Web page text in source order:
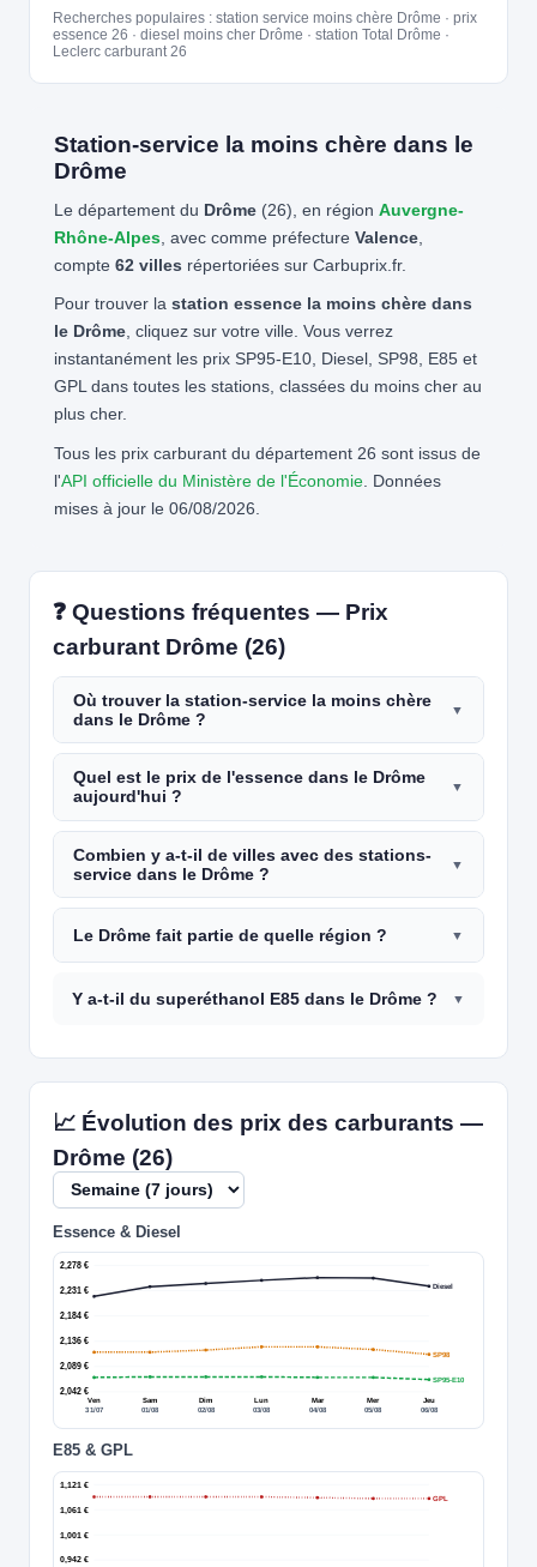
Recherches populaires : station service moins chère Drôme · prix
essence 26 · diesel moins cher Drôme · station Total Drôme ·
Leclerc carburant 26
Station-service la moins chère dans le
Drôme
Le département du Drôme(26), en région Auvergne-
Rhône-Alpes, avec comme préfecture Valence,
compte 62 villes répertoriées sur Carbuprix.fr.
Pour trouver la station essence la moins chère dans
le Drôme, cliquez sur votre ville. Vous verrez
instantanément les prix SP95-E10, Diesel, SP98, E85 et
GPL dans toutes les stations, classées du moins cher au
plus cher.
Tous les prix carburant du département 26 sont issus de
l'API officielle du Ministère de l'Économie. Données
mises à jour le 06/08/2026.
❓ Questions fréquentes — Prix
carburant Drôme (26)
Où trouver la station-service la moins chère
dans le Drôme ?
Quel est le prix de l'essence dans le Drôme
aujourd'hui ?
Combien y a-t-il de villes avec des stations-
service dans le Drôme ?
Le Drôme fait partie de quelle région ?
Y a-t-il du superéthanol E85 dans le Drôme ?
📈 Évolution des prix des carburants —
Drôme (26)
Essence & Diesel
2,042 €
2,089 €
2,136 €
2,184 €
2,231 €
2,278 €
Ven
31/07
Sam
01/08
Dim
02/08
Lun
03/08
Mar
04/08
Mer
05/08
Jeu
06/08
Diesel
SP95-E10
SP98
E85 & GPL
0,942 €
1,001 €
1,061 €
1,121 €
GPL